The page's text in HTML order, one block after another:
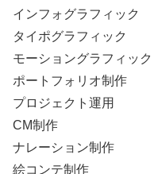
インフォグラフィック
タイポグラフィック
モーショングラフィック
ポートフォリオ制作
プロジェクト運用
CM制作
ナレーション制作
絵コンテ制作